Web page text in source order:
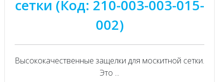
сетки (Код: 210-003-003-015-
002)
Высококачественные защелки для москитной сетки.
Это ...